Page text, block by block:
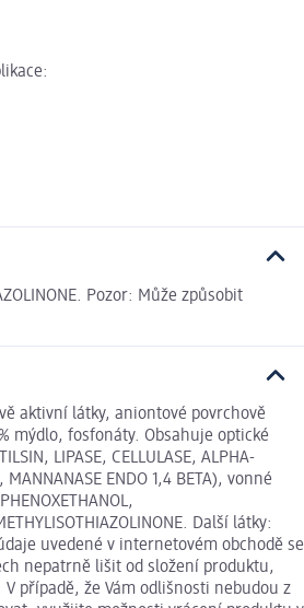
Pozor: Může způsobit
aktivní látky, aniontové povrchově
mýdlo, fosfonáty. Obsahuje optické
LIPASE, CELLULASE, ALPHA-
MANNANASE ENDO 1,4 BETA), vonné
Další látky:
uvedené v internetovém obchodě se
nepatrně lišit od složení produktu,
V případě, že Vám odlišnosti nebudou z